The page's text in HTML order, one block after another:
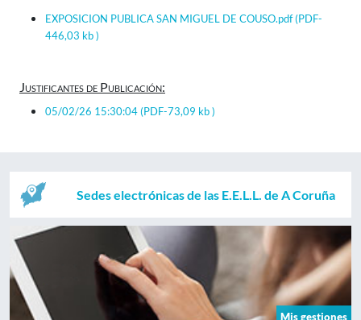
EXPOSICION PUBLICA SAN MIGUEL DE COUSO.pdf(PDF-
446,03 kb )
Justificantes de Publicación:
05/02/26 15:30:04(PDF-73,09 kb )
Sedes electrónicas de las E.E.L.L. de A Coruña
Mis gestiones